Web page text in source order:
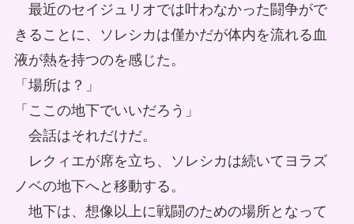
最近のセイジュリオでは叶わなかった闘争がで
きることに、ソレシカは僅かだが体内を流れる血
液が熱を持つのを感じた。
「場所は？」
「ここの地下でいいだろう」
会話はそれだけだ。
レクィエが席を立ち、ソレシカは続いてヨラズ
ノベの地下へと移動する。
地下は、想像以上に戦闘のための場所となって